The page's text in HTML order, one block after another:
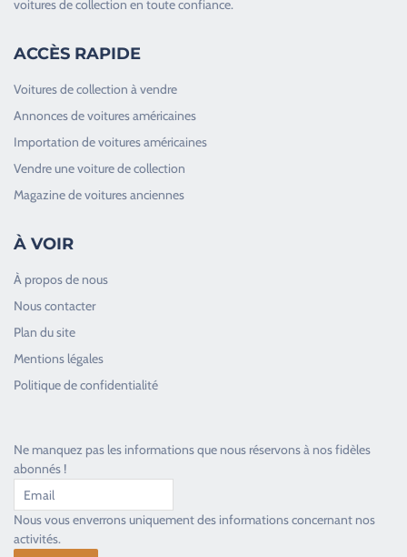
voitures de collection en toute confiance.
ACCÈS RAPIDE
Voitures de collection à vendre
Annonces de voitures américaines
Importation de voitures américaines
Vendre une voiture de collection
Magazine de voitures anciennes
À VOIR
À propos de nous
Nous contacter
Plan du site
Mentions légales
Politique de confidentialité
Ne manquez pas les informations que nous réservons à nos fidèles
abonnés !
Nous vous enverrons uniquement des informations concernant nos
activités.
Toujours heureux d'aider les passionnés